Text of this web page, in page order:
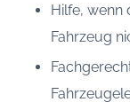
Hilfe, wenn
Fahrzeug